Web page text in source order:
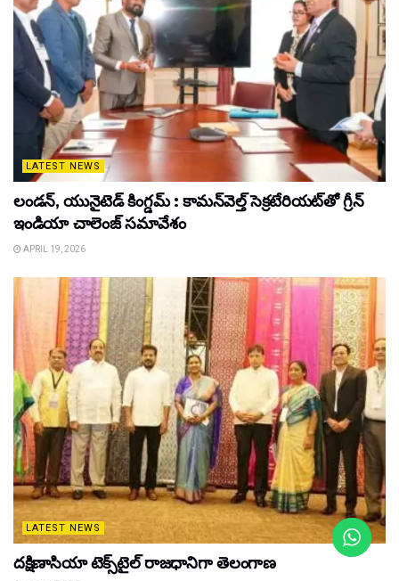
LATEST NEWS
లండన్, యునైటెడ్ కింగ్డమ్ : కామన్‌వెల్త్ సెక్రటేరియట్‌తో గ్రీన్
ఇండియా చాలెంజ్ సమావేశం
APRIL 19, 2026
LATEST NEWS
దక్షిణాసియా టెక్స్‌టైల్ రాజధానిగా తెలంగాణ